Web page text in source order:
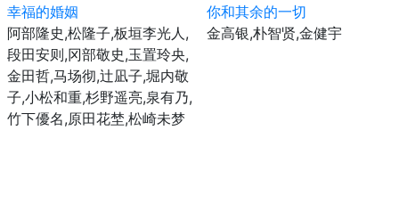
幸福的婚姻
阿部隆史,松隆子,板垣李光人,
段田安则,冈部敬史,玉置玲央,
金田哲,马场彻,辻凪子,堀内敬
子,小松和重,杉野遥亮,泉有乃,
竹下優名,原田花埜,松崎未梦
你和其余的一切
金高银,朴智贤,金健宇